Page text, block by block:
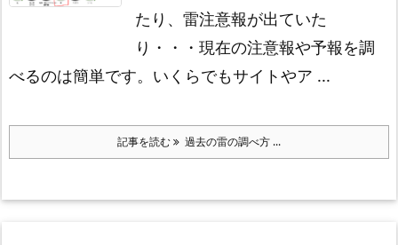
たり、雷注意報が出ていた
り・・・現在の注意報や予報を調
べるのは簡単です。 いくらでもサイトやア ...
記事を読む 過去の雷の調べ方 ...